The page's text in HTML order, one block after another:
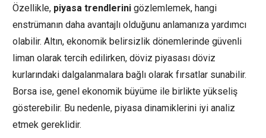
Özellikle, piyasa trendlerini gözlemlemek, hangi
enstrümanın daha avantajlı olduğunu anlamanıza yardımcı
olabilir. Altın, ekonomik belirsizlik dönemlerinde güvenli
liman olarak tercih edilirken, döviz piyasası döviz
kurlarındaki dalgalanmalara bağlı olarak fırsatlar sunabilir.
Borsa ise, genel ekonomik büyüme ile birlikte yükseliş
gösterebilir. Bu nedenle, piyasa dinamiklerini iyi analiz
etmek gereklidir.